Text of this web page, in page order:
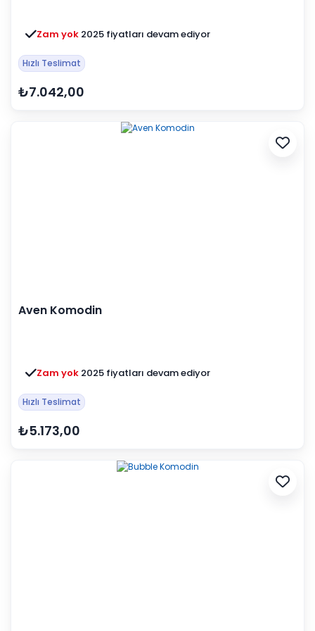
Zam yok 2025 fiyatları devam ediyor
Hızlı Teslimat
₺7.042,00
Aven Komodin
Zam yok 2025 fiyatları devam ediyor
Hızlı Teslimat
₺5.173,00